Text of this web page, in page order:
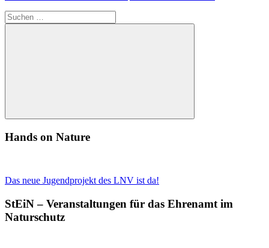
Suchen
nach:
Suchen
Hands on Nature
Das neue Jugendprojekt des LNV ist da!
StEiN – Veranstaltungen für das Ehrenamt im
Naturschutz